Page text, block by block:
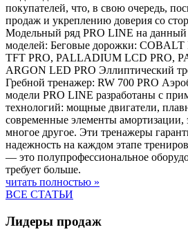
покупателей, что, в свою очередь,
продаж и укреплению доверия со
Модельный ряд PRO LINE на данный
моделей: Беговые дорожки:
TFT PRO, PALLADIUM LCD PRO,
ARGON LED PRO Эллиптический
Гребной тренажер: RW 700 PRO
модели PRO LINE разработаны с
технологий: мощные двигатели,
современные элементы
многое другое. Эти тренажеры
надежность на каждом этапе
— это полупрофессиональное
требует больше.
читать полностью »
ВСЕ СТАТЬИ
Лидеры продаж